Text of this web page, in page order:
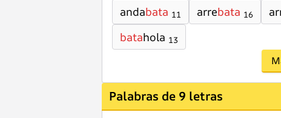
andabata 11 arrebata 16
batahola 13
Palabras de 9 letras